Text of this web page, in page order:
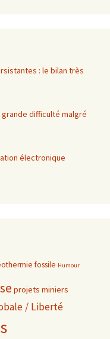
: le bilan très
difficulté malgré
électronique
fossile Humour
projets miniers
/ Liberté